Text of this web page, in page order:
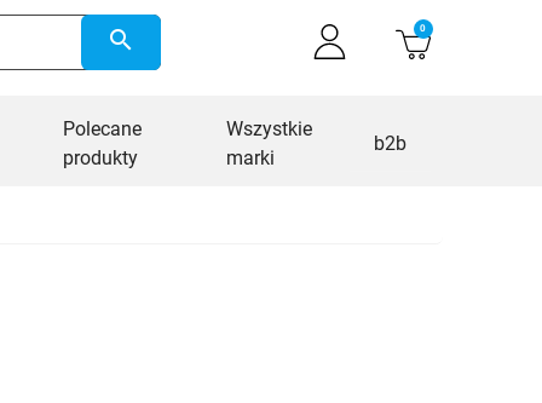
search 0
Polecane
produkty
Wszystkie
marki
b2b